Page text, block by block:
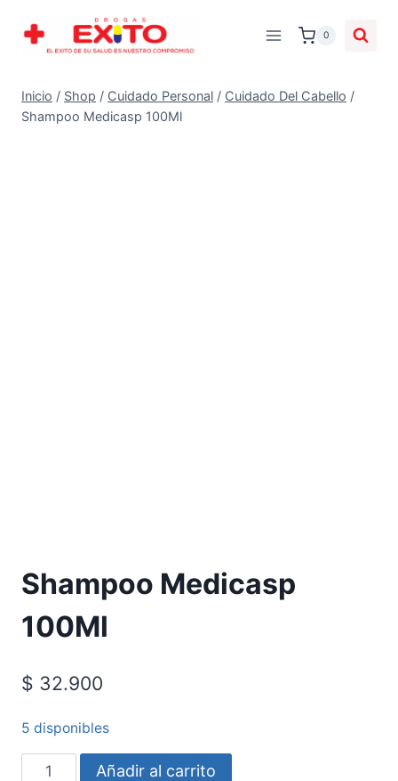
0
Inicio / Shop / Cuidado Personal / Cuidado Del Cabello /
Shampoo Medicasp 100Ml
Shampoo Medicasp
100Ml
$ 32.900
5 disponibles
Añadir al carrito